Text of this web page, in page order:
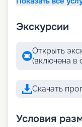
Экскурсии
Открыть
(включена в
Скачать
Условия